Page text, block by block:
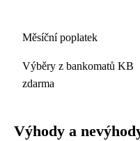
Měsíční poplatek
Výběry z bankomatů KB
zdarma
Výhody a